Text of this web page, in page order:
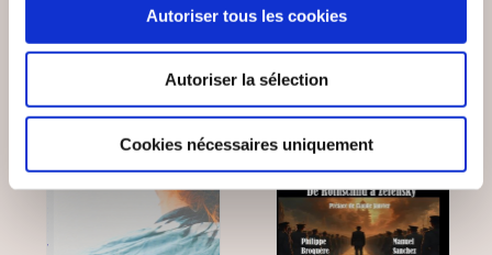
Autoriser tous les cookies
Autoriser la sélection
Cookies nécessaires uniquement
NEW